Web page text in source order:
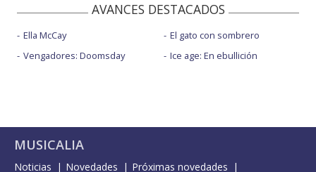
AVANCES DESTACADOS
Ella McCay
Vengadores: Doomsday
El gato con sombrero
Ice age: En ebullición
MUSICALIA
Noticias Novedades
Próximas novedades